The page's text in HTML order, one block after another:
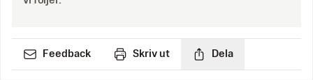
Feedback Skriv ut Dela